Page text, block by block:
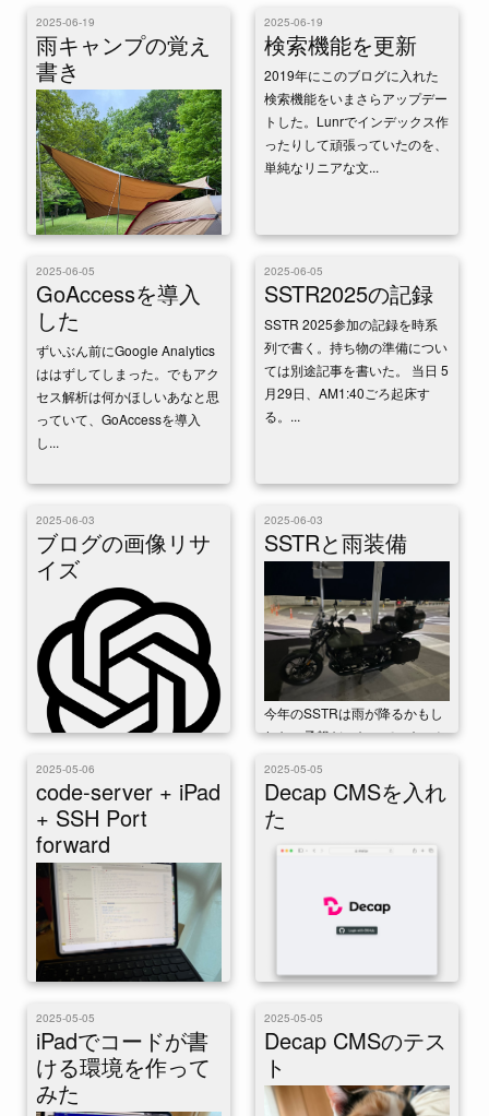
2025-06-19
雨キャンプの覚え
書き
先日参加した音楽フェス、大宴
会 in 南会津 2025はすごく楽し
かった。そして期間中だいたい
雨で、ずっと降り続ける中キャ
ンプする...
2025-06-19
検索機能を更新
2019年にこのブログに入れた
検索機能をいまさらアップデー
トした。Lunrでインデックス作
ったりして頑張っていたのを、
単純なリニアな文...
2025-06-05
GoAccessを導入
した
ずいぶん前にGoogle Analytics
ははずしてしまった。でもアク
セス解析は何かほしいあなと思
っていて、GoAccessを導入
し...
2025-06-05
SSTR2025の記録
SSTR 2025参加の記録を時系
列で書く。持ち物の準備につい
ては別途記事を書いた。 当日 5
月29日、AM1:40ごろ起床す
る。...
2025-06-03
ブログの画像リサ
イズ
このブログに画像をはるとき、
これまでローカルで縮小したり
しなかったり色々していまし
た。 ChatGPTに相談した結
果、GitHub ...
2025-06-03
SSTRと雨装備
今年のSSTRは雨が降るかもし
れない予報だったので、きっち
年バイクにまた乗り始めてから
たぶん初めてだ。 ...
2025-05-06
code-server + iPad
+ SSH Port
forward
iPadから使う目的でcode-
serverをVPSに入れてみた。 イ
ンストールはものすごく簡単
だ。ドキュメントに書いてある
通りにや...
2025-05-05
Decap CMSを入れ
た
来、更新には原則としてmacが
必須だった。GitHubのWeb UI
を使えばWebからの更新もでき
なく...
2025-05-05
iPadでコードが書
ける環境を作って
みた
2025-05-05
Decap CMSのテス
ト